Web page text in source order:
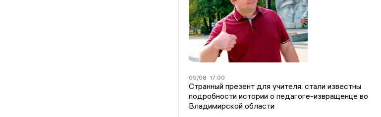
05/08 17:00
Странный презент для учителя: стали известны
подробности истории о педагоге-извращенце во
Владимирской области